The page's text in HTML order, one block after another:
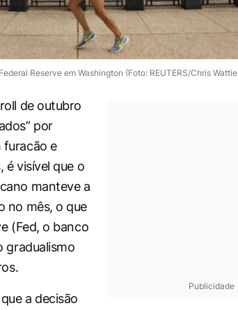
Reserve em Washington (Foto: REUTERS/Chris
Publicidade
de outubro
por
furacão e
é visível que o
manteve a
no mês, o que
(Fed, o banco
gradualismo
a decisão